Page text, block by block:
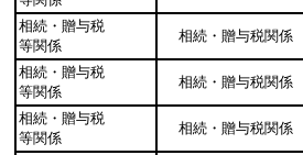
相続・贈与税
等関係
相続・贈与税関係
相続・贈与税
等関係
相続・贈与税関係
相続・贈与税
等関係
相続・贈与税関係